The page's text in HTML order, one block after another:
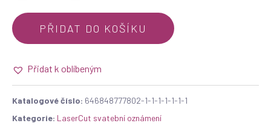
PŘIDAT DO KOŠÍKU
Přidat k oblíbeným
Katalogové číslo: 646848777802-1-1-1-1-1-1-1
Kategorie: LaserCut svatební oznámení